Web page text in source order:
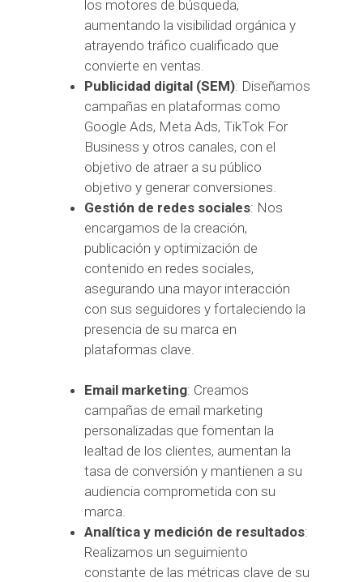
los motores de búsqueda,
aumentando la visibilidad orgánica y
atrayendo tráfico cualificado que
convierte en ventas.
Publicidad digital (SEM): Diseñamos
campañas en plataformas como
Google Ads, Meta Ads, TikTok For
Business y otros canales, con el
objetivo de atraer a su público
objetivo y generar conversiones.
Gestión de redes sociales: Nos
encargamos de la creación,
publicación y optimización de
contenido en redes sociales,
asegurando una mayor interacción
con sus seguidores y fortaleciendo la
presencia de su marca en
plataformas clave.
Email marketing: Creamos
campañas de email marketing
personalizadas que fomentan la
lealtad de los clientes, aumentan la
tasa de conversión y mantienen a su
audiencia comprometida con su
marca.
Analítica y medición de resultados:
Realizamos un seguimiento
constante de las métricas clave de su